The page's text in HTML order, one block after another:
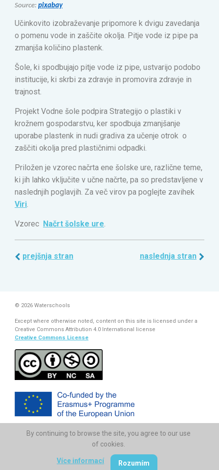
Source: pixabay
Učinkovito izobraževanje pripomore k dvigu zavedanja
o pomenu vode in zaščite okolja. Pitje vode iz pipe pa
zmanjša količino plastenk.
Šole, ki spodbujajo pitje vode iz pipe, ustvarijo podobo
institucije, ki skrbi za zdravje in promovira zdravje in
trajnost.
Projekt Vodne šole podpira Strategijo o plastiki v
krožnem gospodarstvu, ker spodbuja zmanjšanje
uporabe plastenk in nudi gradiva za učenje otrok o
zaščiti okolja pred plastičnimi odpadki.
Priložen je vzorec načrta ene šolske ure, različne teme,
ki jih lahko vključite v učne načrte, pa so predstavljene v
naslednjih poglavjih. Za več virov pa poglejte zavihek
Viri.
Vzorec Načrt šolske ure.
prejšnja stran naslednja stran
© 2026 Waterschools
Except where otherwise noted, content on this site is licensed under a
Creative Commons Attribution 4.0 International license
Creative Commons License
The European Commission support for the production of this
publication does not constitute endorsement of the contents which
held responsi­ble for any use which may be made of the information
By continuing to browse the site, you agree to our use
of cookies.
Více informací Rozumím